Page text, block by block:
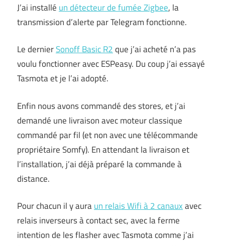
J’ai installé un détecteur de fumée Zigbee, la
transmission d’alerte par Telegram fonctionne.
Le dernierSonoff Basic R2que j’ai acheté n’a pas
voulu fonctionner avec ESPeasy. Du coup j’ai essayé
Tasmota et je l’ai adopté.
Enfin nous avons commandé des stores, et j’ai
demandé une livraison avec moteur classique
commandé par fil (et non avec une télécommande
propriétaire Somfy). En attendant la livraison et
l’installation, j’ai déjà préparé la commande à
distance.
Pour chacun il y auraun relais Wifi à 2 canauxavec
relais inverseurs à contact sec, avec la ferme
intention de les flasher avec Tasmota comme j’ai